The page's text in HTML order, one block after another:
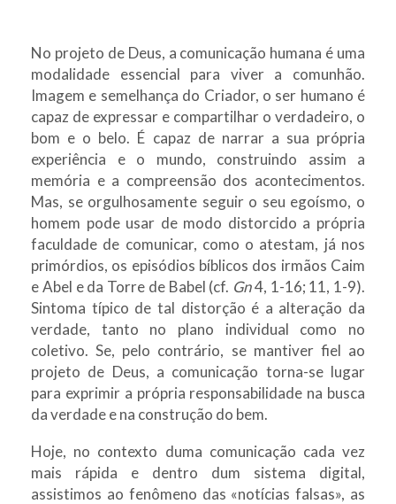
No projeto de Deus, a comunicação humana é uma
modalidade essencial para viver a comunhão.
Imagem e semelhança do Criador, o ser humano é
capaz de expressar e compartilhar o verdadeiro, o
bom e o belo. É capaz de narrar a sua própria
experiência e o mundo, construindo assim a
memória e a compreensão dos acontecimentos.
Mas, se orgulhosamente seguir o seu egoísmo, o
homem pode usar de modo distorcido a própria
faculdade de comunicar, como o atestam, já nos
primórdios, os episódios bíblicos dos irmãos Caim
e Abel e da Torre de Babel (cf. Gn4, 1-16; 11, 1-9).
Sintoma típico de tal distorção é a alteração da
verdade, tanto no plano individual como no
coletivo. Se, pelo contrário, se mantiver fiel ao
projeto de Deus, a comunicação torna-se lugar
para exprimir a própria responsabilidade na busca
da verdade e na construção do bem.
Hoje, no contexto duma comunicação cada vez
mais rápida e dentro dum sistema digital,
assistimos ao fenômeno das «notícias falsas», as